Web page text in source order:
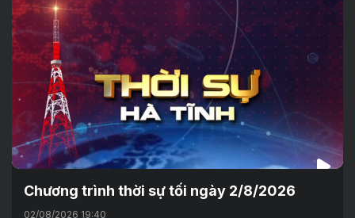
Chương trình thời sự tối ngày 2/8/2026
02/08/2026 19:40